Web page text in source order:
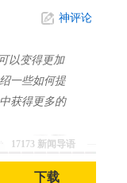
神评论
17173 新闻导语
以变得更加
一些如何提
获得更多的
下载